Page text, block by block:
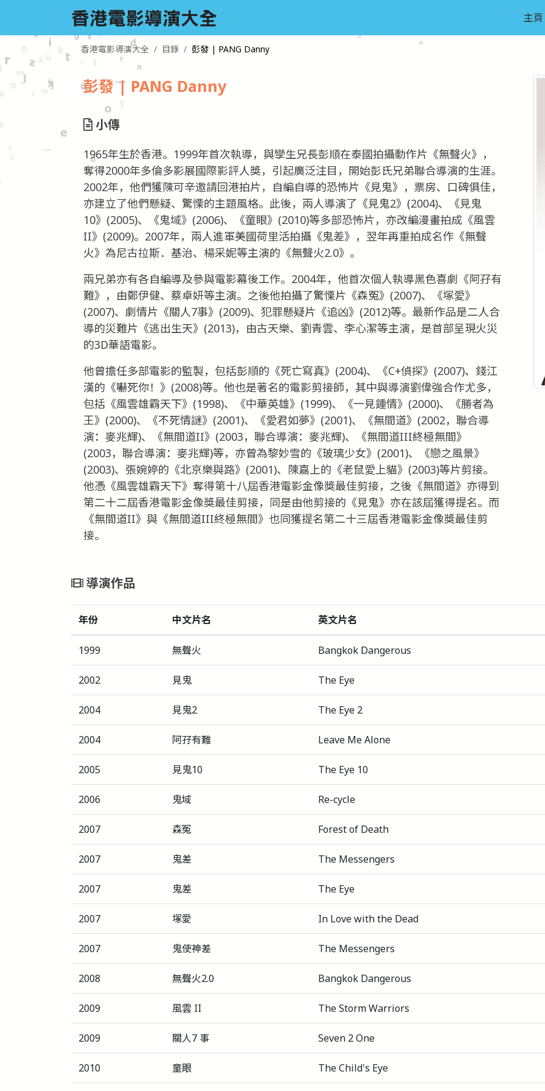
主頁
香港電影導演大全 目錄 彭發 | PANG Danny
彭發 | PANG Danny
小傳
1965年生於香港。1999年首次執導，與孿生兄長彭順在泰國拍攝動作片《無聲火》，
奪得2000年多倫多影展國際影評人獎，引起廣泛注目，開始彭氏兄弟聯合導演的生涯。
2002年，他們獲陳可辛邀請回港拍片，自編自導的恐怖片《見鬼》，票房、口碑俱佳，
亦建立了他們懸疑、驚慄的主題風格。此後，兩人導演了《見鬼2》(2004)、《見鬼
10》(2005)、《鬼域》(2006)、《童眼》(2010)等多部恐怖片，亦改編漫畫拍成《風雲
II》(2009)。2007年，兩人進軍美國荷里活拍攝《鬼差》，翌年再重拍成名作《無聲
火》為尼古拉斯．基治、楊采妮等主演的《無聲火2.0》。
兩兄弟亦有各自編導及參與電影幕後工作。2004年，他首次個人執導黑色喜劇《阿孖有
難》，由鄭伊健、蔡卓妍等主演。之後他拍攝了驚慄片《森冤》(2007)、《塚愛》
(2007)、劇情片《關人7事》(2009)、犯罪懸疑片《追凶》(2012)等。最新作品是二人合
導的災難片《逃出生天》(2013)，由古天樂、劉青雲、李心潔等主演，是首部呈現火災
的3D華語電影。
他曾擔任多部電影的監製，包括彭順的《死亡寫真》(2004)、《C+偵探》(2007)、錢江
漢的《嚇死你！》(2008)等。他也是著名的電影剪接師，其中與導演劉偉強合作尤多，
包括《風雲雄霸天下》(1998)、《中華英雄》(1999)、《一見鍾情》(2000)、《勝者為
王》(2000)、《不死情謎》(2001)、《愛君如夢》(2001)、《無間道》(2002，聯合導
演：麥兆輝)、《無間道II》(2003，聯合導演：麥兆輝)、《無間道III終極無間》
(2003，聯合導演：麥兆輝)等，亦曾為黎妙雪的《玻璃少女》(2001)、《戀之風景》
(2003)、張婉婷的《北京樂與路》(2001)、陳嘉上的《老鼠愛上貓》(2003)等片剪接。
他憑《風雲雄霸天下》奪得第十八屆香港電影金像獎最佳剪接，之後《無間道》亦得到
第二十二屆香港電影金像獎最佳剪接，同是由他剪接的《見鬼》亦在該屆獲得提名。而
《無間道II》與《無間道III終極無間》也同獲提名第二十三屆香港電影金像獎最佳剪
接。
導演作品
年份 中文片名 英文片名
1999 無聲火 Bangkok Dangerous
2002 見鬼 The Eye
2004 見鬼2 The Eye 2
2004 阿孖有難 Leave Me Alone
2005 見鬼10 The Eye 10
2006 鬼域 Re-cycle
2007 森冤 Forest of Death
2007 鬼差 The Messengers
2007 鬼差 The Eye
2007 塚愛 In Love with the Dead
2007 鬼使神差 The Messengers
2008 無聲火2.0 Bangkok Dangerous
2009 風雲 II The Storm Warriors
2009 關人7 事 Seven 2 One
2010 童眼 The Child's Eye